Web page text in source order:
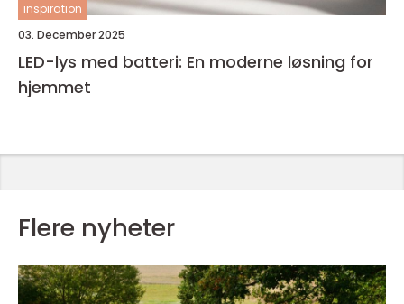
inspiration
03. December 2025
LED-lys med batteri: En moderne løsning for
hjemmet
Flere nyheter